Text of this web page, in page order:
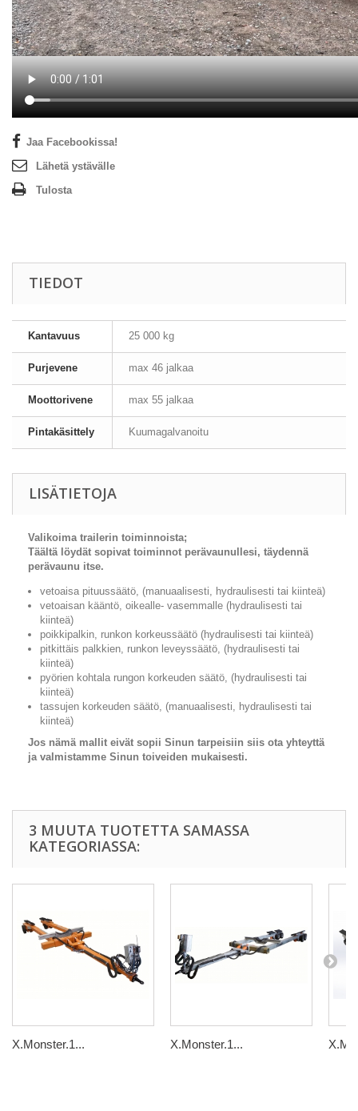
Jaa Facebookissa!
Lähetä ystävälle
Tulosta
TIEDOT
Kantavuus 25 000 kg
Purjevene max 46 jalkaa
Moottorivene max 55 jalkaa
Pintakäsittely Kuumagalvanoitu
LISÄTIETOJA
Valikoima trailerin toiminnoista;
Täältä löydät sopivat toiminnot perävaunullesi, täydennä
perävaunu itse.
vetoaisa pituussäätö, (manuaalisesti, hydraulisesti tai kiinteä)
vetoaisan kääntö, oikealle- vasemmalle (hydraulisesti tai
kiinteä)
poikkipalkin, runkon korkeussäätö (hydraulisesti tai kiinteä)
pitkittäis palkkien, runkon leveyssäätö, (hydraulisesti tai
kiinteä)
pyörien kohtala rungon korkeuden säätö, (hydraulisesti tai
kiinteä)
tassujen korkeuden säätö, (manuaalisesti, hydraulisesti tai
kiinteä)
Jos nämä mallit eivät sopii Sinun tarpeisiin siis ota yhteyttä
ja valmistamme Sinun toiveiden mukaisesti.
3 MUUTA TUOTETTA SAMASSA
KATEGORIASSA:
X.Monster.1... X.Monster.1...